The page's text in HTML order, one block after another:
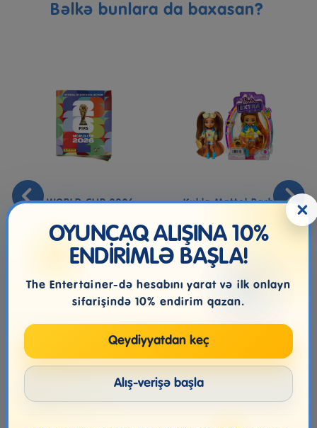
Bəlkə bunlara da baxasan?
FIFA WORLD CUP 2026 -
Kukla Mattel Barbie
HHF81, 14 ...
×
OYUNCAQ ALIŞINA 10%
ENDİRİMLƏ BAŞLA!
The Entertainer-də hesabını yarat və ilk onlayn
sifarişində 10% endirim qazan.
Qeydiyyatdan keç
Alış-verişə başla